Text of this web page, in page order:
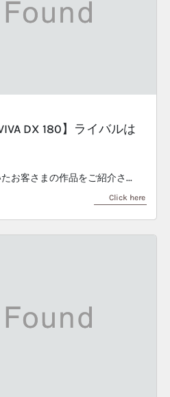
DX 180】ライバルは
お客さまの作品をご紹介さ...
Click here